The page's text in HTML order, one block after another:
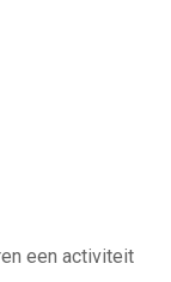
een activiteit